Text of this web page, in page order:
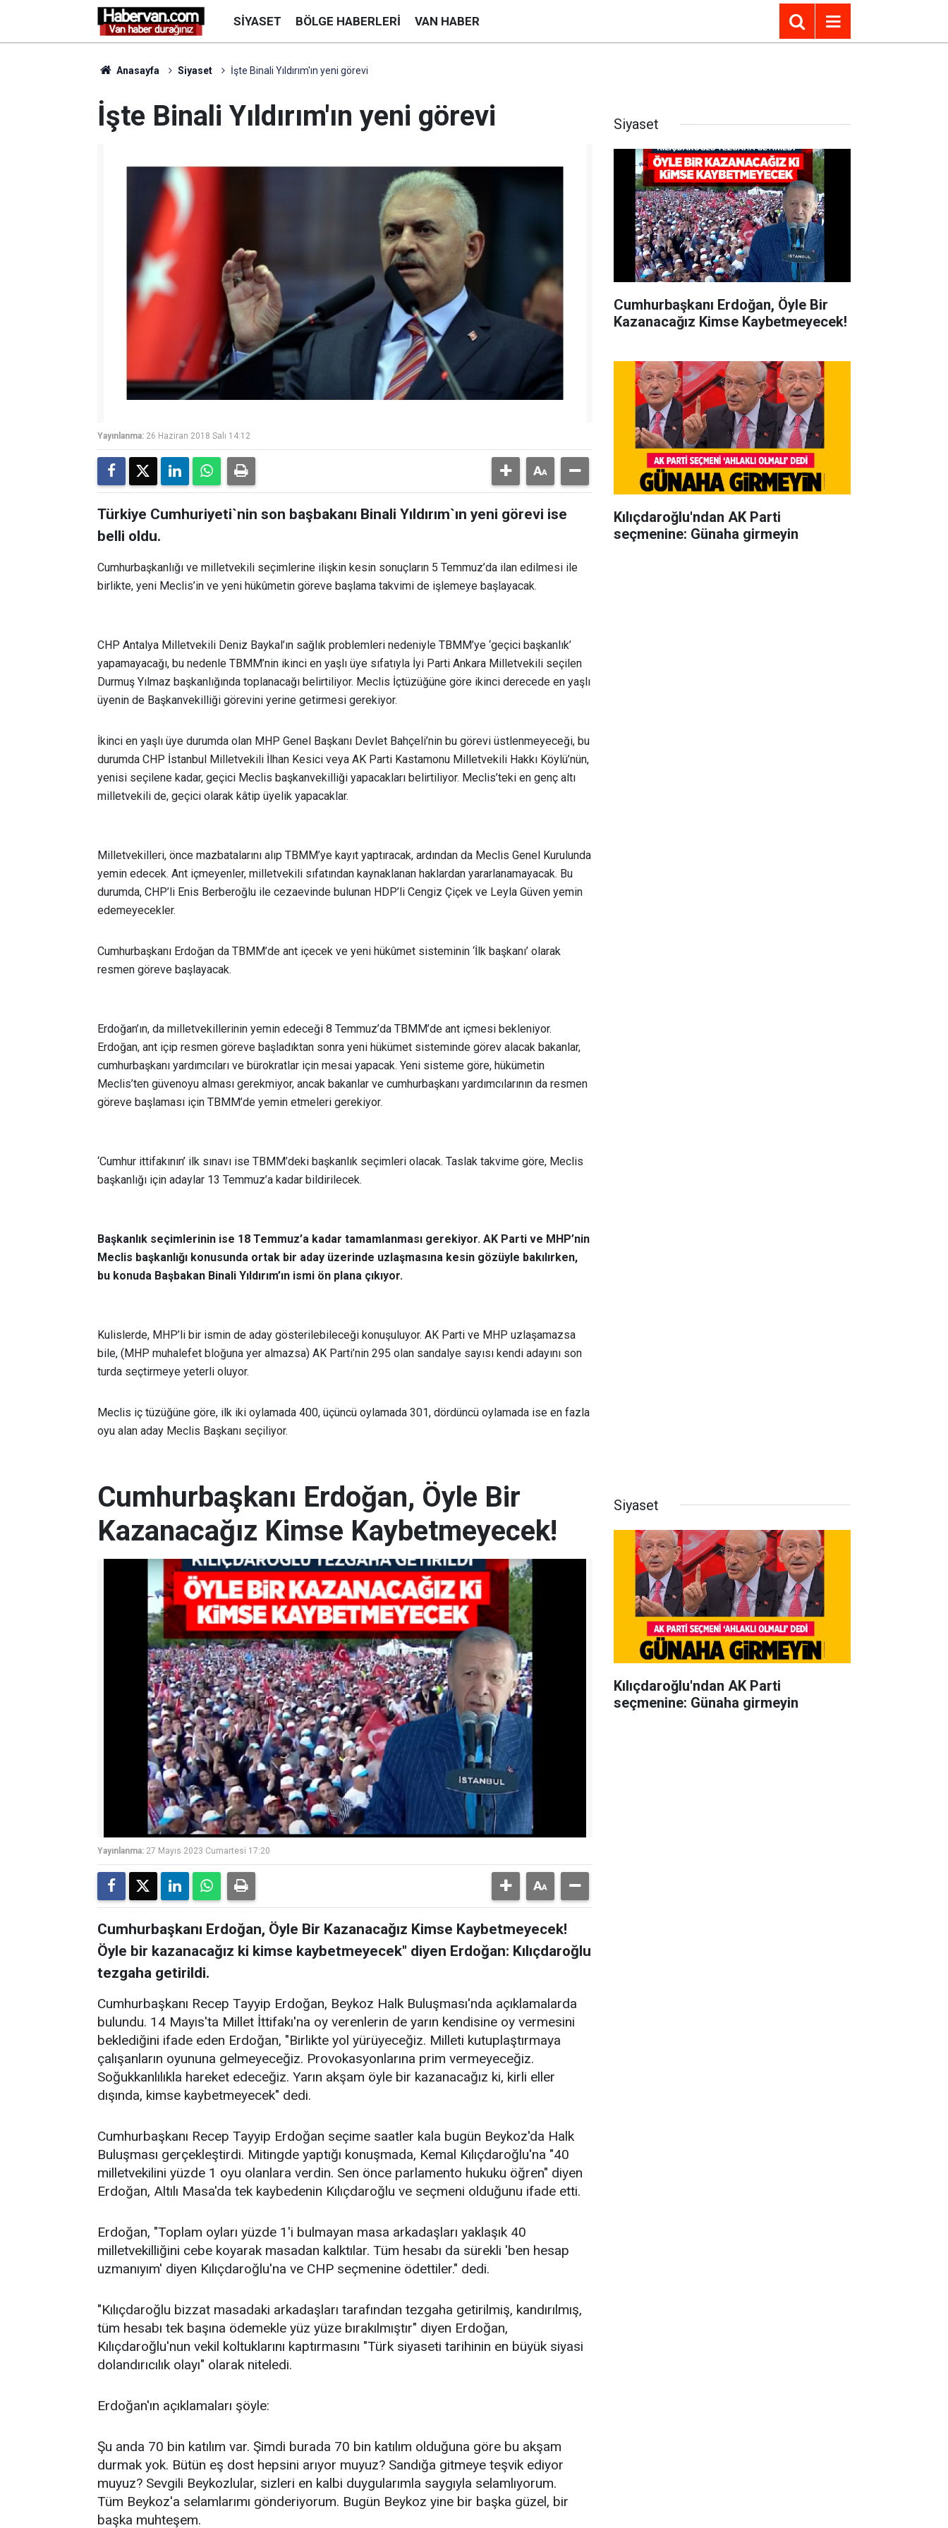
SIYASET BÖLGE HABERLERI VAN HABER
Anasayfa Siyaset İşte Binali Yıldırım'ın yeni görevi
İşte Binali Yıldırım'ın yeni görevi
Yayınlanma: 26 Haziran 2018 Salı 14:12
Türkiye Cumhuriyeti`nin son başbakanı Binali Yıldırım`ın yeni görevi ise
belli oldu.
Cumhurbaşkanlığı ve milletvekili seçimlerine ilişkin kesin sonuçların 5 Temmuz’da ilan edilmesi ile
birlikte, yeni Meclis’in ve yeni hükûmetin göreve başlama takvimi de işlemeye başlayacak.
CHP Antalya Milletvekili Deniz Baykal’ın sağlık problemleri nedeniyle TBMM’ye ‘geçici başkanlık’
yapamayacağı, bu nedenle TBMM’nin ikinci en yaşlı üye sıfatıyla İyi Parti Ankara Milletvekili seçilen
Durmuş Yılmaz başkanlığında toplanacağı belirtiliyor. Meclis İçtüzüğüne göre ikinci derecede en yaşlı
üyenin de Başkanvekilliği görevini yerine getirmesi gerekiyor.
İkinci en yaşlı üye durumda olan MHP Genel Başkanı Devlet Bahçeli’nin bu görevi üstlenmeyeceği, bu
durumda CHP İstanbul Milletvekili İlhan Kesici veya AK Parti Kastamonu Milletvekili Hakkı Köylü’nün,
yenisi seçilene kadar, geçici Meclis başkanvekilliği yapacakları belirtiliyor. Meclis’teki en genç altı
milletvekili de, geçici olarak kâtip üyelik yapacaklar.
Milletvekilleri, önce mazbatalarını alıp TBMM’ye kayıt yaptıracak, ardından da Meclis Genel Kurulunda
yemin edecek. Ant içmeyenler, milletvekili sıfatından kaynaklanan haklardan yararlanamayacak. Bu
durumda, CHP’li Enis Berberoğlu ile cezaevinde bulunan HDP’li Cengiz Çiçek ve Leyla Güven yemin
edemeyecekler.
Cumhurbaşkanı Erdoğan da TBMM’de ant içecek ve yeni hükûmet sisteminin ‘İlk başkanı’ olarak
resmen göreve başlayacak.
Erdoğan’ın, da milletvekillerinin yemin edeceği 8 Temmuz’da TBMM’de ant içmesi bekleniyor.
Erdoğan, ant içip resmen göreve başladıktan sonra yeni hükümet sisteminde görev alacak bakanlar,
cumhurbaşkanı yardımcıları ve bürokratlar için mesai yapacak. Yeni sisteme göre, hükümetin
Meclis’ten güvenoyu alması gerekmiyor, ancak bakanlar ve cumhurbaşkanı yardımcılarının da resmen
göreve başlaması için TBMM’de yemin etmeleri gerekiyor.
‘Cumhur ittifakının’ ilk sınavı ise TBMM’deki başkanlık seçimleri olacak. Taslak takvime göre, Meclis
başkanlığı için adaylar 13 Temmuz’a kadar bildirilecek.
Başkanlık seçimlerinin ise 18 Temmuz’a kadar tamamlanması gerekiyor. AK Parti ve MHP’nin
Meclis başkanlığı konusunda ortak bir aday üzerinde uzlaşmasına kesin gözüyle bakılırken,
bu konuda Başbakan Binali Yıldırım’ın ismi ön plana çıkıyor.
Kulislerde, MHP’li bir ismin de aday gösterilebileceği konuşuluyor. AK Parti ve MHP uzlaşamazsa
bile, (MHP muhalefet bloğuna yer almazsa) AK Parti’nin 295 olan sandalye sayısı kendi adayını son
turda seçtirmeye yeterli oluyor.
Meclis iç tüzüğüne göre, ilk iki oylamada 400, üçüncü oylamada 301, dördüncü oylamada ise en fazla
oyu alan aday Meclis Başkanı seçiliyor.
Siyaset
Cumhurbaşkanı Erdoğan, Öyle Bir
Kazanacağız Kimse Kaybetmeyecek!
Kılıçdaroğlu'ndan AK Parti
seçmenine: Günaha girmeyin
Cumhurbaşkanı Erdoğan, Öyle Bir
Kazanacağız Kimse Kaybetmeyecek!
Yayınlanma: 27 Mayıs 2023 Cumartesi 17:20
Cumhurbaşkanı Erdoğan, Öyle Bir Kazanacağız Kimse Kaybetmeyecek!
Öyle bir kazanacağız ki kimse kaybetmeyecek" diyen Erdoğan: Kılıçdaroğlu
tezgaha getirildi.
Cumhurbaşkanı Recep Tayyip Erdoğan, Beykoz Halk Buluşması'nda açıklamalarda
bulundu. 14 Mayıs'ta Millet İttifakı'na oy verenlerin de yarın kendisine oy vermesini
beklediğini ifade eden Erdoğan, "Birlikte yol yürüyeceğiz. Milleti kutuplaştırmaya
çalışanların oyununa gelmeyeceğiz. Provokasyonlarına prim vermeyeceğiz.
Soğukkanlılıkla hareket edeceğiz. Yarın akşam öyle bir kazanacağız ki, kirli eller
dışında, kimse kaybetmeyecek" dedi.
Cumhurbaşkanı Recep Tayyip Erdoğan seçime saatler kala bugün Beykoz'da Halk
Buluşması gerçekleştirdi. Mitingde yaptığı konuşmada, Kemal Kılıçdaroğlu'na "40
milletvekilini yüzde 1 oyu olanlara verdin. Sen önce parlamento hukuku öğren" diyen
Erdoğan, Altılı Masa'da tek kaybedenin Kılıçdaroğlu ve seçmeni olduğunu ifade etti.
Erdoğan, "Toplam oyları yüzde 1'i bulmayan masa arkadaşları yaklaşık 40
milletvekilliğini cebe koyarak masadan kalktılar. Tüm hesabı da sürekli 'ben hesap
uzmanıyım' diyen Kılıçdaroğlu'na ve CHP seçmenine ödettiler." dedi.
"Kılıçdaroğlu bizzat masadaki arkadaşları tarafından tezgaha getirilmiş, kandırılmış,
tüm hesabı tek başına ödemekle yüz yüze bırakılmıştır" diyen Erdoğan,
Kılıçdaroğlu'nun vekil koltuklarını kaptırmasını "Türk siyaseti tarihinin en büyük siyasi
dolandırıcılık olayı" olarak niteledi.
Erdoğan'ın açıklamaları şöyle:
Şu anda 70 bin katılım var. Şimdi burada 70 bin katılım olduğuna göre bu akşam
durmak yok. Bütün eş dost hepsini arıyor muyuz? Sandığa gitmeye teşvik ediyor
muyuz? Sevgili Beykozlular, sizleri en kalbi duygularımla saygıyla selamlıyorum.
Tüm Beykoz'a selamlarımı gönderiyorum. Bugün Beykoz yine bir başka güzel, bir
başka muhteşem.
Siyaset
Kılıçdaroğlu'ndan AK Parti
seçmenine: Günaha girmeyin